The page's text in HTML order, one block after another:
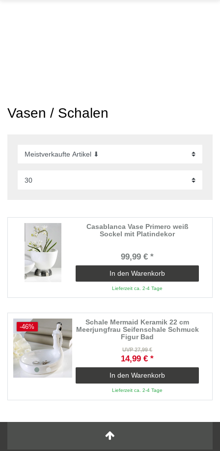
Vasen / Schalen
Casablanca Vase Primero weiß
Sockel mit Platindekor
99,99 € *
In den Warenkorb
Lieferzeit ca. 2-4 Tage
-46%
Schale Mermaid Keramik 22 cm
Meerjungfrau Seifenschale Schmuck
Figur Bad
UVP 27,99 €
14,99 € *
In den Warenkorb
Lieferzeit ca. 2-4 Tage